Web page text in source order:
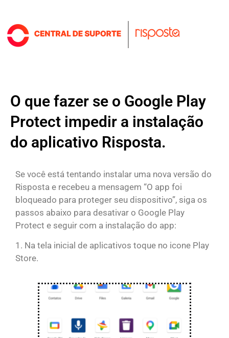
O que fazer se o Google Play
Protect impedir a instalação
do aplicativo Risposta.
Se você está tentando instalar uma nova versão do
Risposta e recebeu a mensagem “O app foi
bloqueado para proteger seu dispositivo”, siga os
passos abaixo para desativar o Google Play
Protect e seguir com a instalação do app:
1. Na tela inicial de aplicativos toque no icone Play
Store.